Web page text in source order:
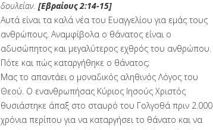
δουλείαν. [Εβραίους 2:14-15]
Αυτά είναι τα καλά νέα του Ευαγγελίου για εμάς τους
ανθρώπους. Αναμφίβολα ο θάνατος είναι ο
αδυσώπητος και μεγαλύτερος εχθρός του ανθρώπου.
Πότε και πώς καταργήθηκε ο θάνατος;
Μας το απαντάει ο μοναδικός αληθινός Λόγος του
Θεού. Ο ενανθρωπήσας Κύριος Ιησούς Χριστός
θυσιάστηκε άπαξ στο σταυρό του Γολγοθά πριν 2.000
χρόνια περίπου για να καταργήσει το θάνατο και να